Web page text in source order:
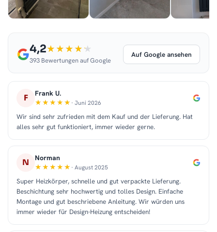
4,2
393 Bewertungen auf Google
Auf Google ansehen
F Frank U.
· Juni 2026
Wir sind sehr zufrieden mit dem Kauf und der Lieferung. Hat
alles sehr gut funktioniert, immer wieder gerne.
N Norman
· August 2025
Super Heizkörper, schnelle und gut verpackte Lieferung.
Beschichtung sehr hochwertig und tolles Design. Einfache
Montage und gut beschriebene Anleitung. Wir würden uns
immer wieder für Design-Heizung entscheiden!